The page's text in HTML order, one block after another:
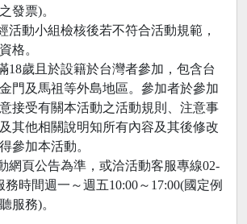
發票)。
活動小組檢核後若不符合活動規範，
格。
18歲且於設籍於台灣者參加，包含台
門及馬祖等外島地區。參加者於參加
接受有關本活動之活動規則、注意事
其他相關說明知所有內容及其後修改
參加本活動。
網頁公告為準，或洽活動客服專線02-
務時間週一～週五10:00～17:00(國定例
服務)。